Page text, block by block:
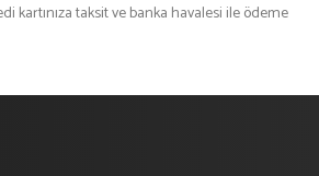
kartınıza taksit ve banka havalesi ile ödeme